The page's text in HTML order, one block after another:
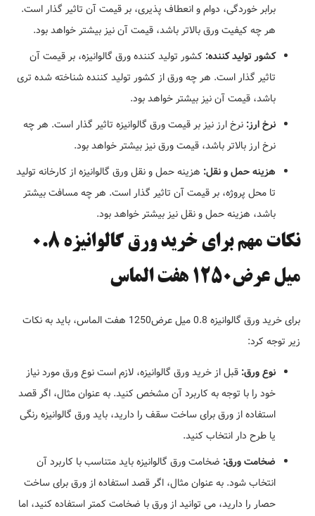
برابر خوردگی، دوام و انعطاف پذیری، بر قیمت آن تاثیر گذار است.
هر چه کیفیت ورق بالاتر باشد، قیمت آن نیز بیشتر خواهد بود.
کشور تولید کننده: کشور تولید کننده ورق گالوانیزه، بر قیمت آن
تاثیر گذار است. هر چه ورق از کشور تولید کننده شناخته شده تری
باشد، قیمت آن نیز بیشتر خواهد بود.
نرخ ارز: نرخ ارز نیز بر قیمت ورق گالوانیزه تاثیر گذار است. هر چه
نرخ ارز بالاتر باشد، قیمت ورق نیز بیشتر خواهد بود.
هزینه حمل و نقل: هزینه حمل و نقل ورق گالوانیزه از کارخانه تولید
تا محل پروژه، بر قیمت آن تاثیر گذار است. هر چه مسافت بیشتر
باشد، هزینه حمل و نقل نیز بیشتر خواهد بود.
نکات مهم برای خرید ورق گالوانیزه 0.8
میل عرض1250 هفت الماس
برای خرید ورق گالوانیزه 0.8 میل عرض1250 هفت الماس، باید به نکات
زیر توجه کرد:
نوع ورق: قبل از خرید ورق گالوانیزه، لازم است نوع ورق مورد نیاز
خود را با توجه به کاربرد آن مشخص کنید. به عنوان مثال، اگر قصد
استفاده از ورق برای ساخت سقف را دارید، باید ورق گالوانیزه رنگی
یا طرح دار انتخاب کنید.
ضخامت ورق: ضخامت ورق گالوانیزه باید متناسب با کاربرد آن
انتخاب شود. به عنوان مثال، اگر قصد استفاده از ورق برای ساخت
حصار را دارید، می توانید از ورق با ضخامت کمتر استفاده کنید، اما